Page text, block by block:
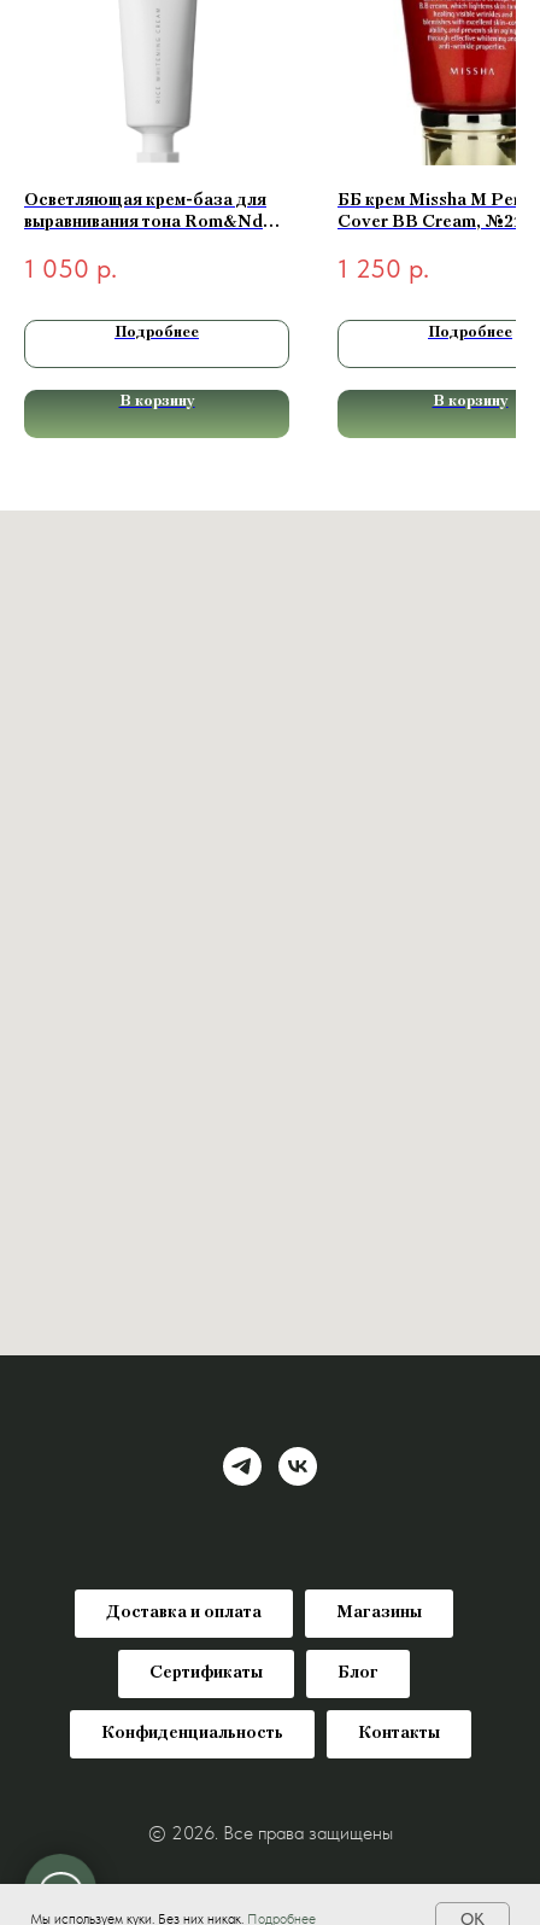
Осветляющая крем-база для
выравнивания тона Rom&Nd
1 050 р.
Подробнее
В корзину
ББ крем Missha M
Cover BB Cream, №21
1 250 р.
Подробнее
В корзину
Доставка и оплата Магазины
Сертификаты Блог
Конфиденциальность Контакты
© 2026. Все права защищены
Мы используем куки. Без них никак. Подробнее OK